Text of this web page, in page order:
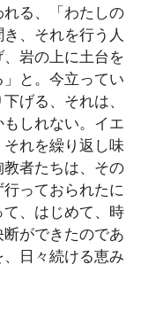
る、「わたしの
、それを行う人
岩の上に土台を
と。今立ってい
げる、それは、
しれない。イエ
れを繰り返し味
者たちは、その
っておられたに
、はじめて、時
ができたのであ
日々続ける恵み